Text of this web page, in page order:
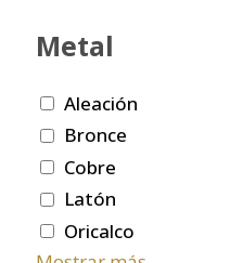
Metal
Aleación
Bronce
Cobre
Latón
Oricalco